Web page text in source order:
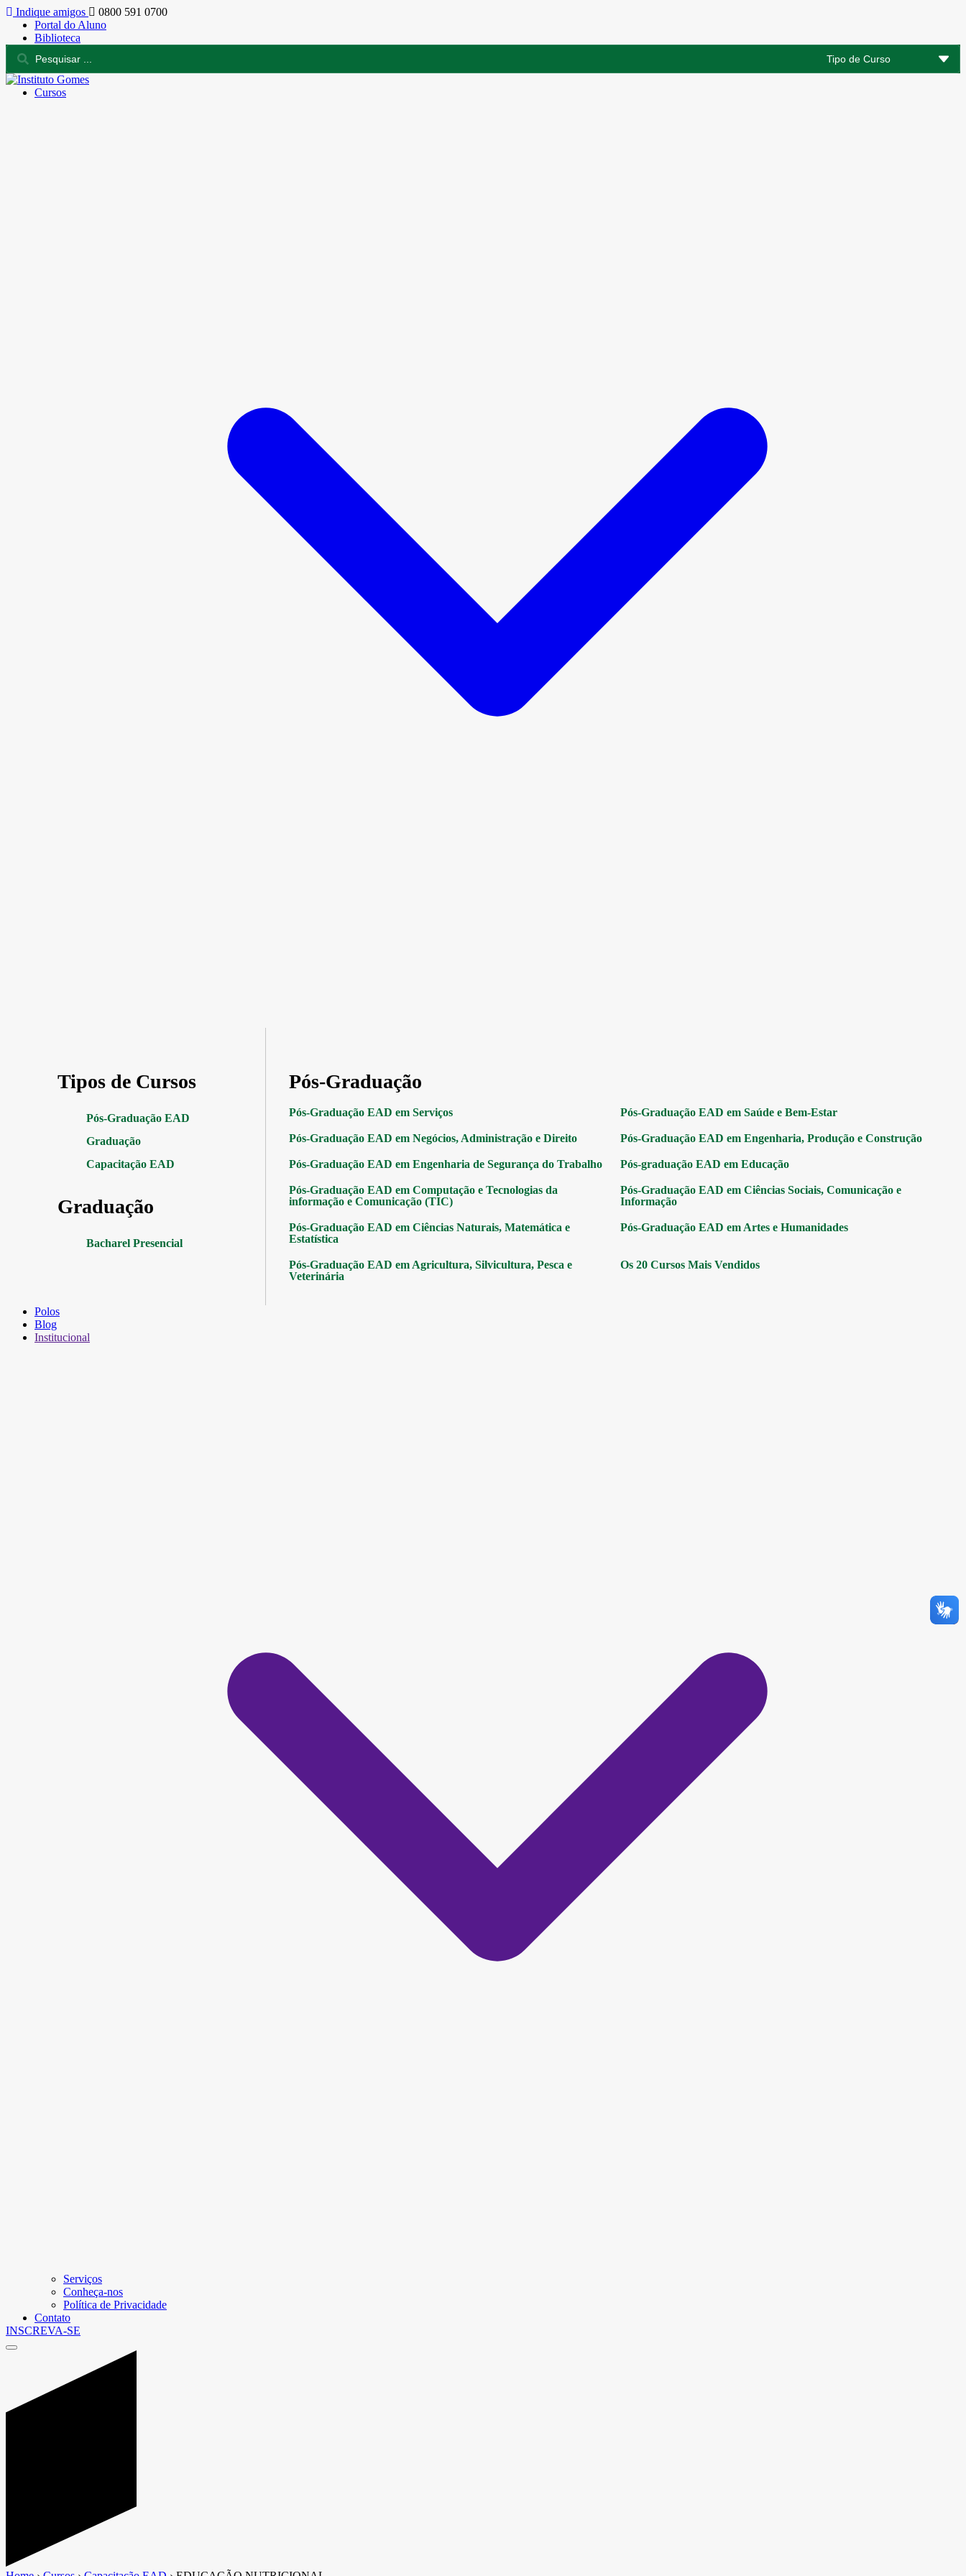
Indique amigos
0800 591 0700
Portal do Aluno
Biblioteca
Cursos
Tipos de Cursos
Pós-Graduação EAD
Graduação
Capacitação EAD
Graduação
Bacharel Presencial
Pós-Graduação
Pós-Graduação EAD em Serviços Pós-Graduação EAD em Saúde e Bem-Estar
Pós-Graduação EAD em Negócios, Administração e Direito Pós-Graduação EAD em Engenharia, Produção e Construção
Pós-Graduação EAD em Engenharia de Segurança do Trabalho Pós-graduação EAD em Educação
Pós-Graduação EAD em Computação e Tecnologias da
informação e Comunicação (TIC)
Pós-Graduação EAD em Ciências Sociais, Comunicação e
Informação
Pós-Graduação EAD em Ciências Naturais, Matemática e
Estatística
Pós-Graduação EAD em Artes e Humanidades
Pós-Graduação EAD em Agricultura, Silvicultura, Pesca e
Veterinária
Os 20 Cursos Mais Vendidos
Polos
Blog
Institucional
Serviços
Conheça-nos
Política de Privacidade
Contato
INSCREVA-SE